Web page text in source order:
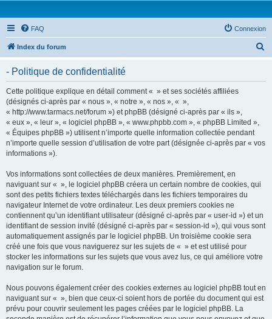
FAQ Connexion
Index du forum
- Politique de confidentialité
Cette politique explique en détail comment « » et ses sociétés affiliées
(désignés ci-après par « nous », « notre », « nos », « »,
« http://www.tarmacs.net/forum ») et phpBB (désigné ci-après par « ils »,
« eux », « leur », « logiciel phpBB », « www.phpbb.com », « phpBB Limited »,
« Équipes phpBB ») utilisent n’importe quelle information collectée pendant
n’importe quelle session d’utilisation de votre part (désignée ci-après par « vos
informations »).
Vos informations sont collectées de deux manières. Premièrement, en
naviguant sur « », le logiciel phpBB créera un certain nombre de cookies, qui
sont des petits fichiers textes téléchargés dans les fichiers temporaires du
navigateur Internet de votre ordinateur. Les deux premiers cookies ne
contiennent qu’un identifiant utilisateur (désigné ci-après par « user-id ») et un
identifiant de session invité (désigné ci-après par « session-id »), qui vous sont
automatiquement assignés par le logiciel phpBB. Un troisième cookie sera
créé une fois que vous naviguerez sur les sujets de « » et est utilisé pour
stocker les informations sur les sujets que vous avez lus, ce qui améliore votre
navigation sur le forum.
Nous pouvons également créer des cookies externes au logiciel phpBB tout en
naviguant sur « », bien que ceux-ci soient hors de portée du document qui est
prévu pour couvrir seulement les pages créées par le logiciel phpBB. La